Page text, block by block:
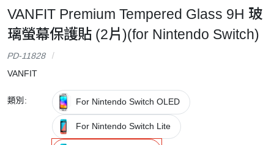
VANFIT Premium Tempered Glass 9H 玻
璃螢幕保護貼 (2片)(for Nintendo Switch)
PD-11828
VANFIT
類別: For Nintendo Switch OLED
For Nintendo Switch Lite